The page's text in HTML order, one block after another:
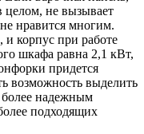
целом, не вызывает
нравится многим.
корпус при работе
шкафа равна 2,1 кВт,
придется
возможность выделить
более надежным
подходящих